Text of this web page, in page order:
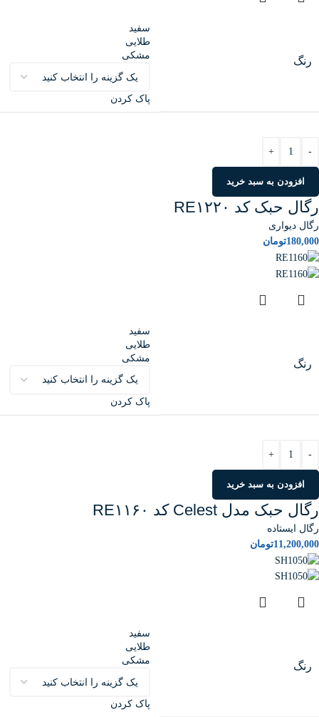
رنگ
سفید
طلایی
مشکی
پاک کردن
-
+
افزودن به سبد خرید
رگال حبک کد RE۱۲۲۰
رگال دیواری
180,000تومان
رنگ
سفید
طلایی
مشکی
پاک کردن
-
+
افزودن به سبد خرید
رگال حبک مدل Celest کد RE۱۱۶۰
رگال ایستاده
11,200,000تومان
رنگ
سفید
طلایی
مشکی
پاک کردن